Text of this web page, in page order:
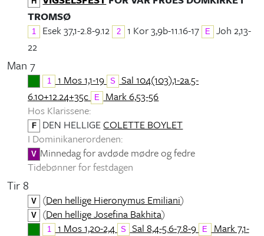
TROMSØ
1 Esek 37,1-2.8-9.12 2 1 Kor 3,9b-11.16-17 E
Joh 2,13-
22
Man 7
1 1 Mos 1,1-19 S
Sal 104(103),1-2a.5-
6.10+12.24+35c
E
Mark 6,53-56
Hos Klarissene:
F DEN HELLIGECOLETTE BOYLET
I Dominikanerordenen:
V Minnedag for avdøde mødre og fedre
Tidebønner for festdagen
Tir 8
V (Den hellige Hieronymus Emiliani)
V (Den hellige Josefina Bakhita)
1 1 Mos 1,20-2,4 S Sal 8,4-5.6-7.8-9 E Mark 7,1-